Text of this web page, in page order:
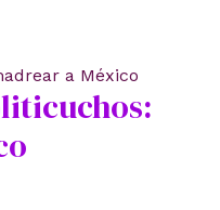
a México